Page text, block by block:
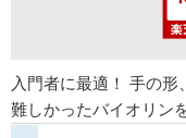
入門者に最適！ 手の
難しかったバイオリン